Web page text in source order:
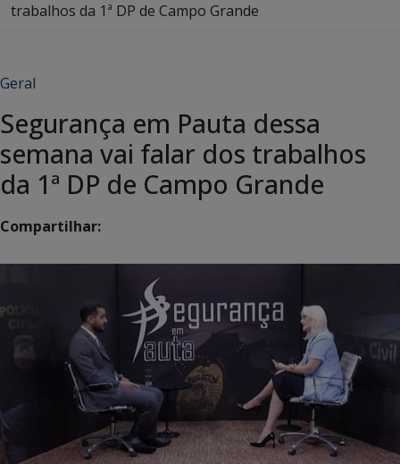
trabalhos da 1ª DP de Campo Grande
Geral
Segurança em Pauta dessa
semana vai falar dos trabalhos
da 1ª DP de Campo Grande
Compartilhar: